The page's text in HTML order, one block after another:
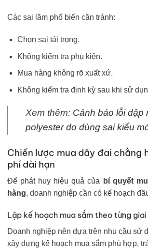
Các sai lầm phổ biến cần tránh:
Chọn sai tải trọng.
Không kiểm tra phụ kiện.
Mua hàng không rõ xuất xứ.
Không kiểm tra định kỳ sau khi sử
Xem thêm: Cảnh báo lỗi dập
polyester do dùng sai kiểu
Chiến lược mua dây đai chằng
phí dài hạn
Để phát huy hiệu quả của
bí quyết
hàng, doanh nghiệp cần có kế hoạch
Lập kế hoạch mua sắm theo từng
Doanh nghiệp nên dựa trên nhu cầu sử
xây dựng kế hoạch mua sắm phù hợp,